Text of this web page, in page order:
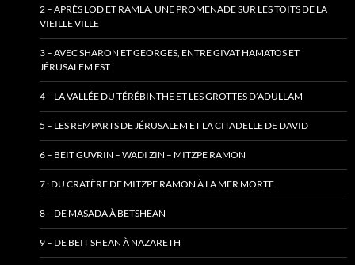
2 – APRÈS LOD ET RAMLA, UNE PROMENADE SUR LES TOITS DE LA
VIEILLE VILLE
3 – AVEC SHARON ET GEORGES, ENTRE GIVAT HAMATOS ET
JÉRUSALEM EST
4 – LA VALLÉE DU TÉRÉBINTHE ET LES GROTTES D’ADULLAM
5 – LES REMPARTS DE JÉRUSALEM ET LA CITADELLE DE DAVID
6 – BEIT GUVRIN – WADI ZIN – MITZPE RAMON
7 : DU CRATÈRE DE MITZPE RAMON À LA MER MORTE
8 – DE MASADA À BETSHEAN
9 – DE BEIT SHEAN À NAZARETH